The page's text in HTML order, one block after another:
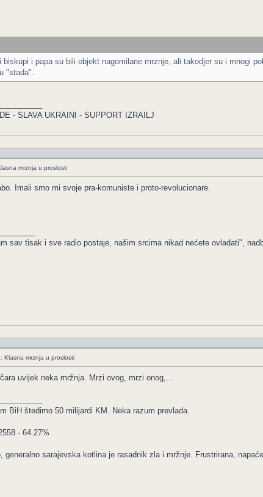
biskupi i papa su bili objekt nagomilane mrznje, ali takodjer su i mnogi
"stada".
- SLAVA UKRAINI - SUPPORT IZRAILJ
mrznja u proslosti
Imali smo mi svoje pra-komuniste i proto-revolucionare.
sav tisak i sve radio postaje, našim srcima nikad nećete ovladati",
Klasna mrznja u proslosti
uvijek neka mržnja. Mrzi ovog, mrzi onog,...
BiH štedimo 50 milijardi KM. Neka razum prevlada.
- 64.27%
generalno sarajevska kotlina je rasadnik zla i mržnje. Frustrirana,